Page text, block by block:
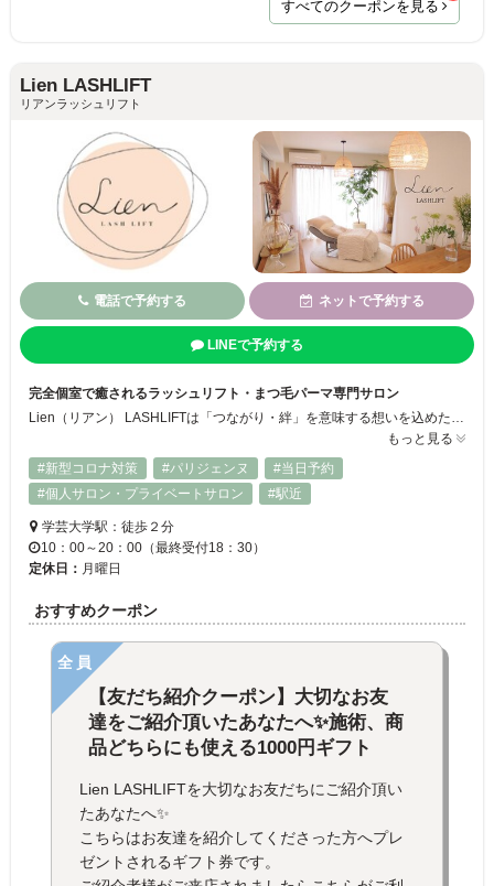
すべてのクーポンを見る
Lien LASHLIFT
リアンラッシュリフト
電話で予約する ネットで予約する
LINEで予約する
完全個室で癒されるラッシュリフト・まつ毛パーマ専門サロン
Lien（リアン） LASHLIFTは「つながり・絆」を意味する想いを込めた、ラッシュリフト（まつ毛パーマ）とリラックスを提供する完全個室サロンです。完全予約・完全個室なので周りを気にせずゆったりお過ごしいただけます♡まつ毛パーマに加え、ヘッドマッサージも組み合わせることが可能なので、目元だけでなく全身のリラックスをご体感ください◎
もっと見る
#新型コロナ対策
#パリジェンヌ
#当日予約
#個人サロン・プライベートサロン
#駅近
学芸大学駅：徒歩２分
10：00～20：00（最終受付18：30）
定休日： 月曜日
おすすめクーポン
全員
【友だち紹介クーポン】大切なお友
達をご紹介頂いたあなたへ✨施術、商
品どちらにも使える1000円ギフト
Lien LASHLIFTを大切なお友だちにご紹介頂い
たあなたへ✨
こちらはお友達を紹介してくださった方へプレ
ゼントされるギフト券です。